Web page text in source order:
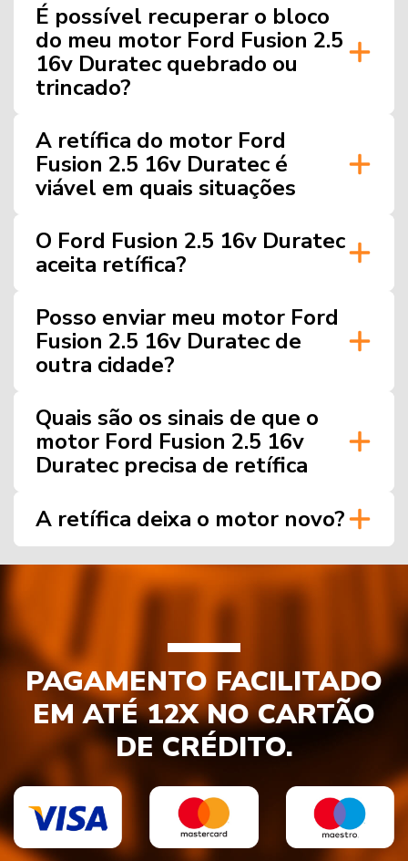
É possível recuperar o bloco
do meu motor Ford Fusion 2.5
16v Duratec quebrado ou
trincado?
A retífica do motor Ford
Fusion 2.5 16v Duratec é
viável em quais situações
O Ford Fusion 2.5 16v Duratec
aceita retífica?
Posso enviar meu motor Ford
Fusion 2.5 16v Duratec de
outra cidade?
Quais são os sinais de que o
motor Ford Fusion 2.5 16v
Duratec precisa de retífica
A retífica deixa o motor novo?
PAGAMENTO FACILITADO
EM ATÉ 12X NO CARTÃO
DE CRÉDITO.